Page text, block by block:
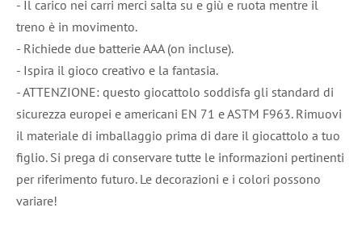
- Il carico nei carri merci salta su e giù e ruota mentre il
treno è in movimento.
- Richiede due batterie AAA (on incluse).
- Ispira il gioco creativo e la fantasia.
- ATTENZIONE: questo giocattolo soddisfa gli standard di
sicurezza europei e americani EN 71 e ASTM F963. Rimuovi
il materiale di imballaggio prima di dare il giocattolo a tuo
figlio. Si prega di conservare tutte le informazioni pertinenti
per riferimento futuro. Le decorazioni e i colori possono
variare!